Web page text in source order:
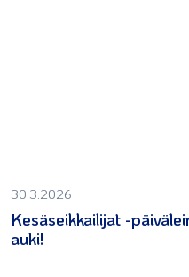
30.3.2026
Kesäseikkailijat -
auki!